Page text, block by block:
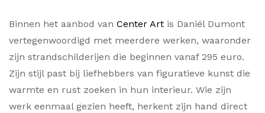
Binnen het aanbod van Center Art is Daniël Dumont
vertegenwoordigd met meerdere werken, waaronder
zijn strandschilderijen die beginnen vanaf 295 euro.
Zijn stijl past bij liefhebbers van figuratieve kunst die
warmte en rust zoeken in hun interieur. Wie zijn
werk eenmaal gezien heeft, herkent zijn hand direct